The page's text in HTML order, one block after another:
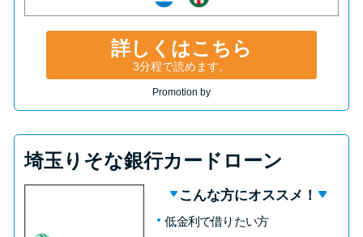
詳しくはこちら
3分程で読めます。
Promotion by
埼玉りそな銀行カードローン
こんな方にオススメ！
低金利で借りたい方